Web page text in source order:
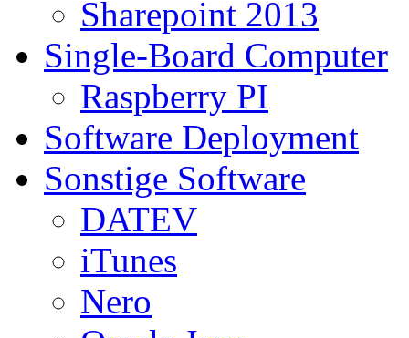
Sharepoint 2013
Single-Board Computer
Raspberry PI
Software Deployment
Sonstige Software
DATEV
iTunes
Nero